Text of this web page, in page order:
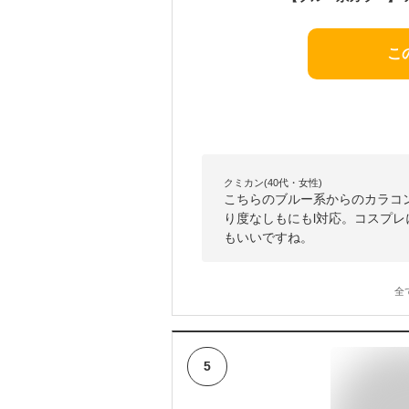
こ
クミカン(40代・女性)
こちらのブルー系からのカラ
り度なしもにもl対応。コスプ
もいいですね。
全
5